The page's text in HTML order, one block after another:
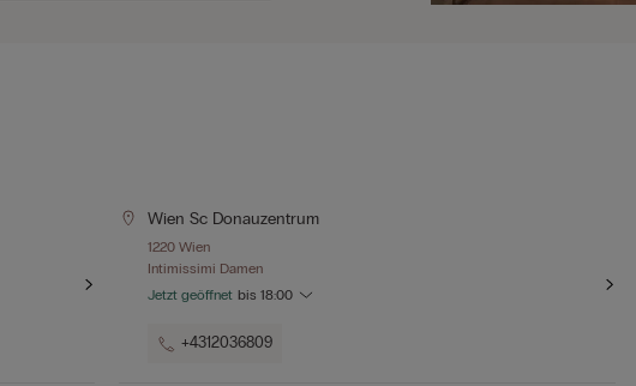
Wien Sc Donauzentrum
1220 Wien
Intimissimi Damen
Jetzt geöffnet bis18:00
+4312036809